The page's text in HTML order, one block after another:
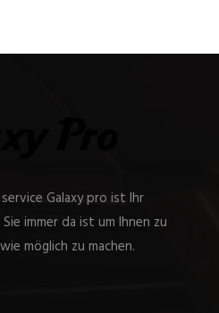
Galaxy pro ist Ihr
immer da ist um Ihnen zu
möglich zu machen.